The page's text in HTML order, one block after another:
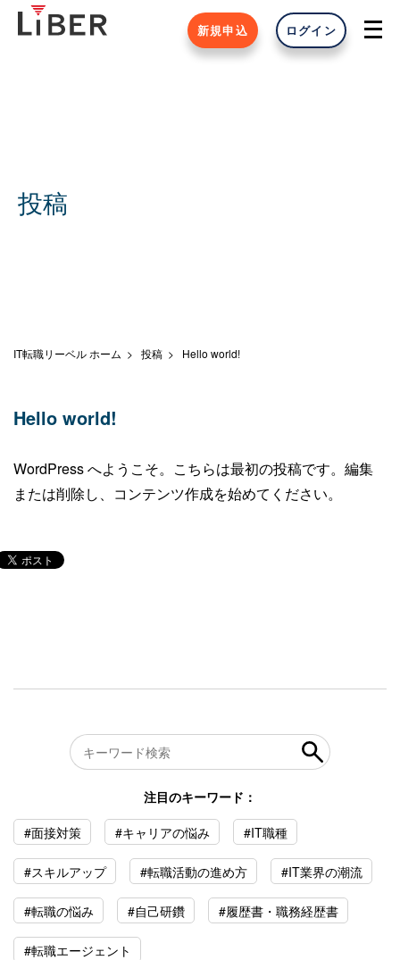
新規申込 ログイン
投稿
IT転職リーベル ホーム 投稿 Hello world!
Hello world!
WordPress へようこそ。こちらは最初の投稿です。編集
または削除し、コンテンツ作成を始めてください。
注目のキーワード：
#面接対策
#キャリアの悩み #IT職種
#スキルアップ #転職活動の進め方 #IT業界の潮流
#転職の悩み #自己研鑽 #履歴書・職務経歴書
#転職エージェント